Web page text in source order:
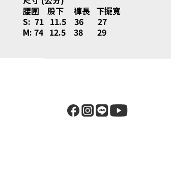
腰圍 股下 褲長 下擺寬
S: 71 11.5 36 27
M: 74 12.5 38 29